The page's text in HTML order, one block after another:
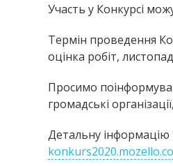
Участь у Конкурсі
Термін проведення
оцінка робіт,
Просимо
громадські
Детальну інформацію